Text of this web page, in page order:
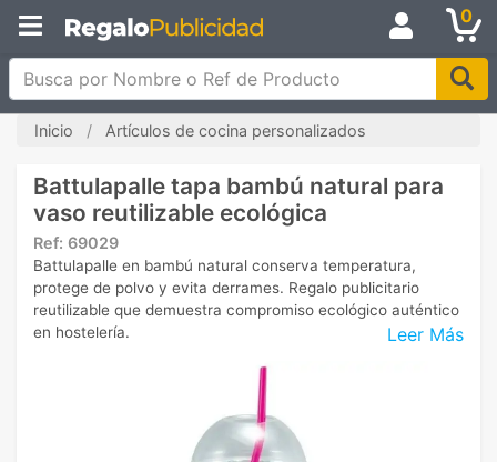
0
Busca por Nombre o Ref de Producto
Inicio Artículos de cocina personalizados
Battulapalle tapa bambú natural para
vaso reutilizable ecológica
Ref: 69029
Leer Más
Battulapalle en bambú natural conserva temperatura,
protege de polvo y evita derrames. Regalo publicitario
reutilizable que demuestra compromiso ecológico auténtico
en hostelería.